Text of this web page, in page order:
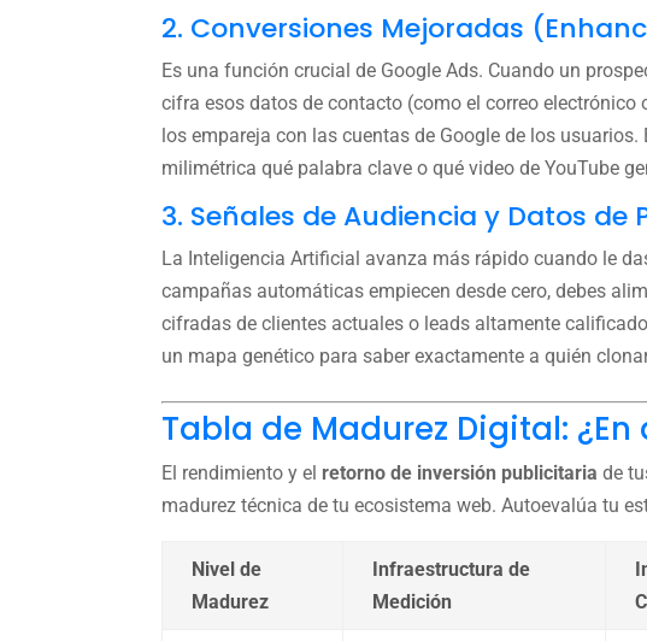
2. Conversiones Mejoradas
Es una función crucial de Google Ads. Cuando un
cifra esos datos de contacto (como el correo
los empareja con las cuentas de Google de los
milimétrica qué palabra clave o qué video de YouTube
3. Señales de Audiencia y Datos
La Inteligencia Artificial avanza más rápido cuando le
campañas automáticas empiecen desde cero, debes
cifradas de clientes actuales o leads altamente
un mapa genético para saber exactamente a quién
Tabla de Madurez Digital:
El rendimiento y el retorno de inversión publicitaria de
madurez técnica de tu ecosistema web. Autoevalúa tu
Nivel de
Madurez
Infraestructura de
Medición